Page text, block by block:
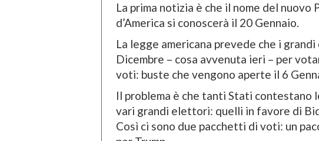
La prima notizia è che il nome del
d’America si conoscerà il 20 Gennaio.
La legge americana prevede che i
Dicembre – cosa avvenuta ieri – per
voti: buste che vengono aperte il 6
Il problema è che tanti Stati contestano
vari grandi elettori: quelli in favore di
Così ci sono due pacchetti di voti: un